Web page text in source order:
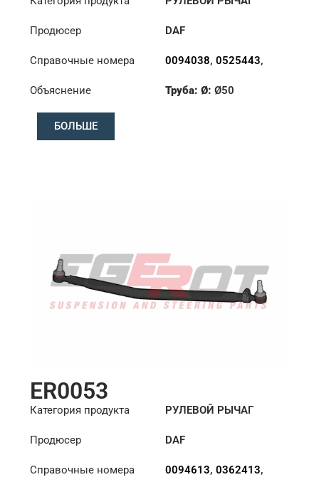
Продюсер DAF
Справочные номера 0094038,0525443,
Объяснение
Труба: Ø:Ø50
БОЛЬШЕ
ER0053
Категория продукта РУЛЕВОЙ РЫЧАГ
Продюсер DAF
Справочные номера 0094613,0362413,